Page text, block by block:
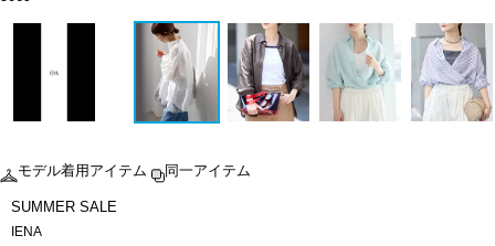
モデル着用アイテム 同一アイテム
SUMMER SALE
IENA